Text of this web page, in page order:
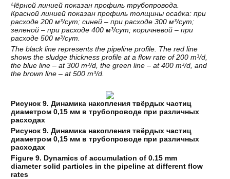
Чёрной линией показан профиль трубопровода.
Красной линией показан профиль толщины осадка: при
расходе 200 м³/сут; синей – при расходе 300 м³/сут;
зеленой – при расходе 400 м³/сут; коричневой – при
расходе 500 м³/сут.
The black line represents the pipeline profile. The red line
shows the sludge thickness profile at a flow rate of 200 m³/d,
the blue line – at 300 m³/d, the green line – at 400 m³/d, and
the brown line – at 500 m³/d.
Рисунок 9. Динамика накопления твёрдых частиц
диаметром 0,15 мм в трубопроводе при различных
расходах
Рисунок 9. Динамика накопления твёрдых частиц
диаметром 0,15 мм в трубопроводе при различных
расходах
Figure9. Dynamics of accumulation of 0.15 mm
diameter solid particles in the pipeline at different flow
rates